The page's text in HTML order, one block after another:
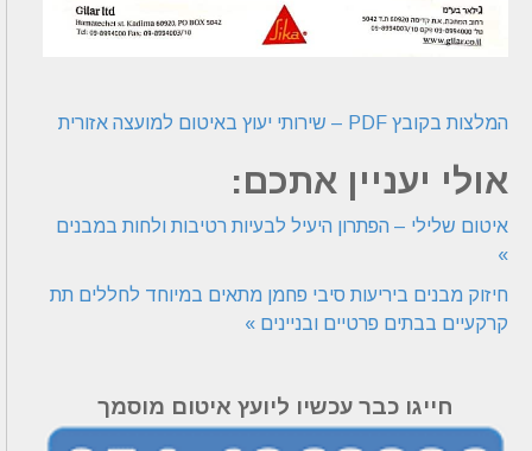
המלצות בקובץ PDF – שירותי יעוץ באיטום למועצה אזורית
אולי יעניין אתכם:
איטום שלילי – הפתרון היעיל לבעיות רטיבות ולחות במבנים
»
חיזוק מבנים ביריעות סיבי פחמן מתאים במיוחד לחללים תת
קרקעיים בבתים פרטיים ובניינים »
חייגו כבר עכשיו ליועץ איטום מוסמך